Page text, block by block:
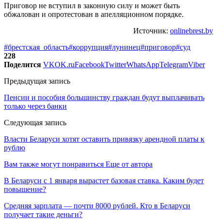
Приговор не вступил в законную силу и может быть
обжалован и опротестован в апелляционном порядке.
Источник: onlinebrest.by
#брестская_область#коррупция#лунинец#приговор#суд
228
Поделится VKOK.ruFacebookTwitterWhatsAppTelegramViber
Предыдущая запись
Пенсии и пособия большинству граждан будут выплачивать
только через банки
Следующая запись
Власти Беларуси хотят оставить привязку арендной платы к
рублю
Вам также могут понравиться Еще от автора
В Беларуси с 1 января вырастет базовая ставка. Каким будет
повышение?
Средняя зарплата — почти 8000 рублей. Кто в Беларуси
получает такие деньги?